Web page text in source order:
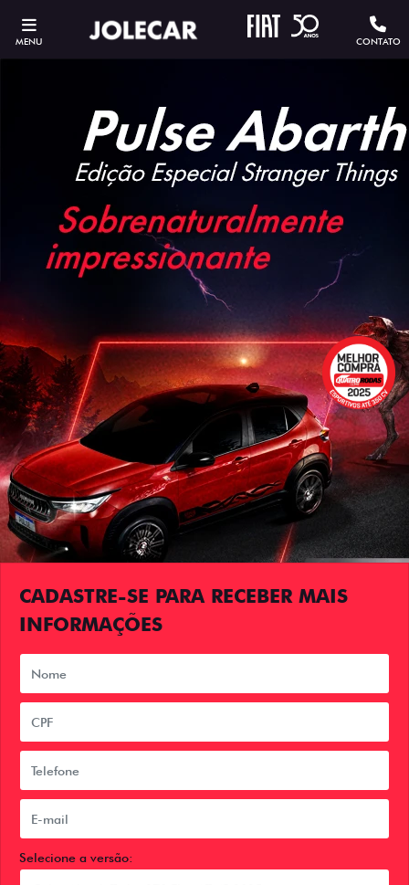
MENU CONTATO
CADASTRE-SE PARA RECEBER MAIS
INFORMAÇÕES
Selecione a versão: